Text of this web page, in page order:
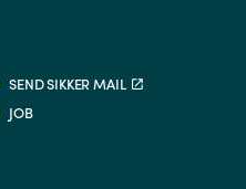
SEND SIKKER MAIL
JOB